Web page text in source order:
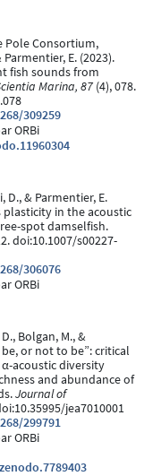
Pole Consortium,
Parmentier, E. (2023).
fish sounds from
Marina, 87 (4), 078.
309259
ORBi
D., & Parmentier, E.
plasticity in the acoustic
spot damselfish.
doi:10.1007/s00227-
306076
ORBi
Bolgan, M., &
be, or not to be”: critical
acoustic diversity
and abundance of
Journal of
jea7010001
299791
ORBi